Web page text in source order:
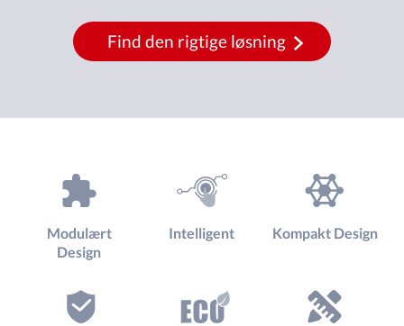
Find den rigtige løsning
Modulært
Design
Intelligent Kompakt Design